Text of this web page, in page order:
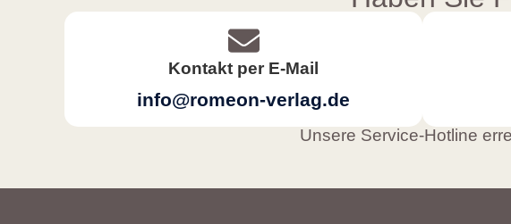
Kontakt per E-Mail
info@romeon-verlag.de
Unsere Service-Hotline